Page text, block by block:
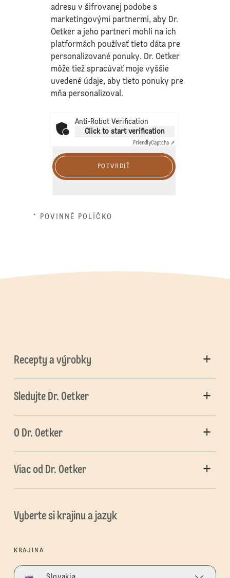
adresu v šifrovanej podobe s
marketingovými partnermi, aby Dr.
Oetker a jeho partneri mohli na ich
platformách používať tieto dáta pre
personalizované ponuky. Dr. Oetker
môže tiež spracúvať moje vyššie
uvedené údaje, aby tieto ponuky pre
mňa personalizoval.
Anti-Robot Verification
Click to start verification
FriendlyCaptcha ⇗
POTVRDIŤ
* POVINNÉ POLÍČKO
Recepty a výrobky
Sledujte Dr. Oetker
O Dr. Oetker
Viac od Dr. Oetker
Vyberte si krajinu a jazyk
KRAJINA